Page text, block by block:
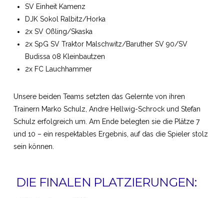
SV Einheit Kamenz
DJK Sokol Ralbitz/Horka
2x SV Oßling/Skaska
2x SpG SV Traktor Malschwitz/Baruther SV 90/SV
Budissa 08 Kleinbautzen
2x FC Lauchhammer
Unsere beiden Teams setzten das Gelernte von ihren
Trainern Marko Schulz, Andre Hellwig-Schrock und Stefan
Schulz erfolgreich um. Am Ende belegten sie die Plätze 7
und 10 – ein respektables Ergebnis, auf das die Spieler stolz
sein können.
DIE FINALEN PLATZIERUNGEN: